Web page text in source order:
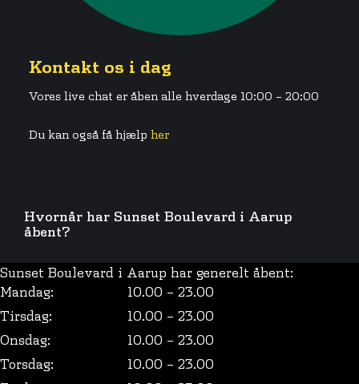
Kontakt os i dag
Vores live chat er åben alle hverdage 10:00 – 20:00
Du kan også få hjælp her
Hvornår har Sunset Boulevard i Aarup
åbent?
Sunset Boulevard i Aarup har generelt åbent:
Mandag:
10.00 – 23.00
Tirsdag:
10.00 – 23.00
Onsdag:
10.00 – 23.00
Torsdag:
10.00 – 23.00